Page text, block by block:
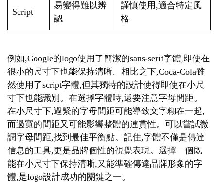
Script
易變得難以辨
認
謹慎使用,適合特定風
格
例如,Google的logo使用了簡潔的sans-serif字體,即使在
很小的尺寸下也能保持清晰。相比之下,Coca-Cola雖
然使用了script字體,但其獨特的設計使得即使在小尺
寸下也能識別。在選擇字體時,還要注意字母間距。
在小尺寸下,過緊的字母間距可能導致文字糊在一起,
而過寬的間距又可能影響整體的連貫性。可以嘗試微
調字母間距,找到最佳平衡點。記住,字體不僅是傳達
信息的工具,更是品牌個性的視覺表現。選擇一個既
能在小尺寸下保持清晰,又能準確傳達品牌形象的字
體,是logo設計成功的關鍵之一。